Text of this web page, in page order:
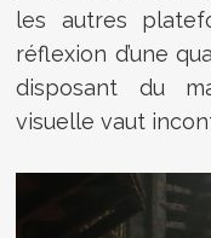
les autres
réflexion d’une
disposant du
visuelle vaut